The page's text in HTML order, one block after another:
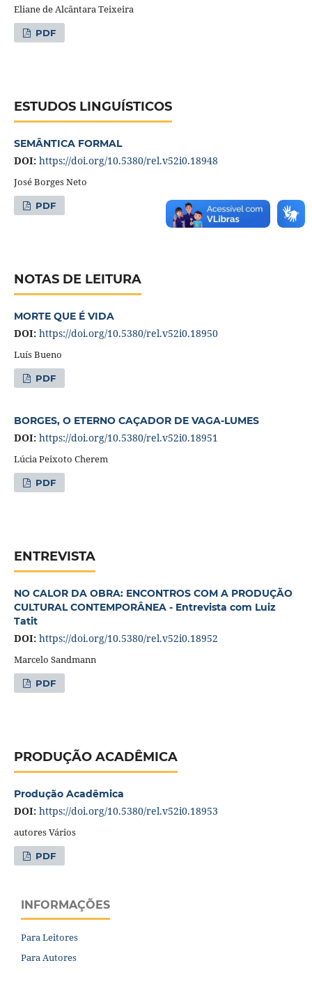
Eliane de Alcântara Teixeira
PDF
ESTUDOS LINGUÍSTICOS
SEMÂNTICA FORMAL
DOI: https://doi.org/10.5380/rel.v52i0.18948
José Borges Neto
PDF
NOTAS DE LEITURA
MORTE QUE É VIDA
DOI: https://doi.org/10.5380/rel.v52i0.18950
Luís Bueno
PDF
BORGES, O ETERNO CAÇADOR DE VAGA-LUMES
DOI: https://doi.org/10.5380/rel.v52i0.18951
Lúcia Peixoto Cherem
PDF
ENTREVISTA
NO CALOR DA OBRA: ENCONTROS COM A PRODUÇÃO
CULTURAL CONTEMPORÂNEA - Entrevista com Luiz
Tatit
DOI: https://doi.org/10.5380/rel.v52i0.18952
Marcelo Sandmann
PDF
PRODUÇÃO ACADÊMICA
Produção Acadêmica
DOI: https://doi.org/10.5380/rel.v52i0.18953
autores Vários
PDF
INFORMAÇÕES
Para Leitores
Para Autores